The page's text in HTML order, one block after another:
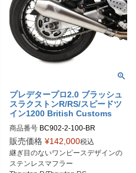
プレデタープロ2.0 ブラッシュ
スラクストンR/RS/スピードツ
イン1200 British Customs
商品番号 BC902-2-100-BR
販売価格 ¥142,000税込
継ぎ目のないワンピースデザインの
ステンレスマフラー